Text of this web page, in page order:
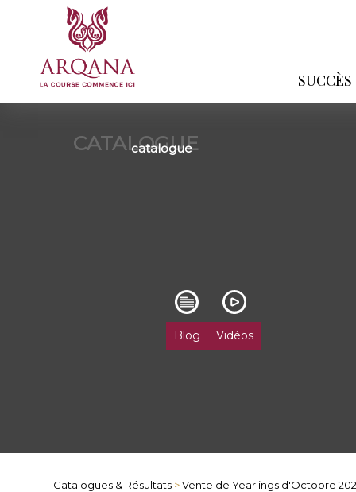
SUCCÈS
CATALOGUE
catalogue
Blog Vidéos
Catalogues & Résultats >Vente de Yearlings d'Octobre